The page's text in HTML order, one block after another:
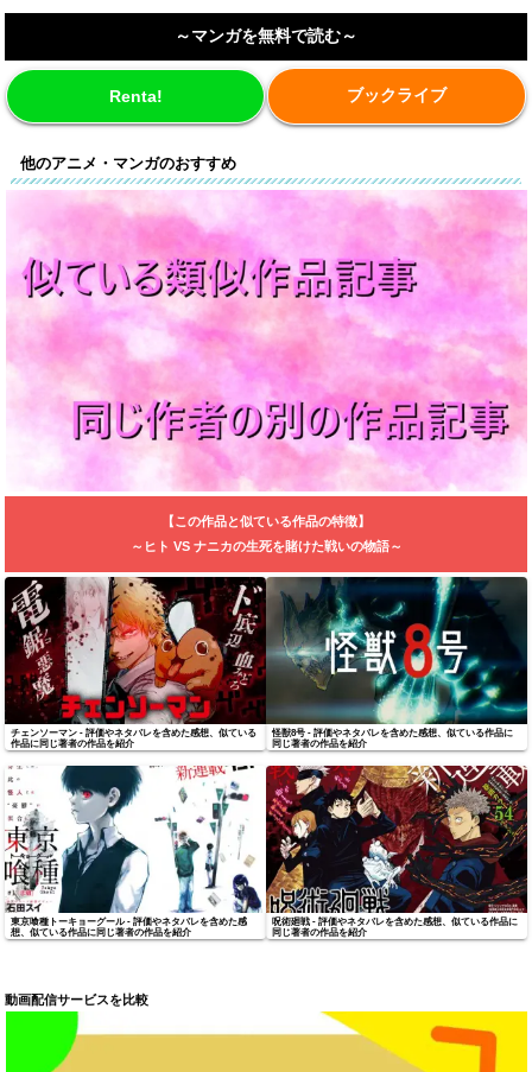
～マンガを無料で読む～
Renta! ブックライブ
他のアニメ・マンガのおすすめ
【この作品と似ている作品の特徴】
～ヒト VS ナニカの生死を賭けた戦いの物語～
チェンソーマン - 評価やネタバレを含めた感想、似ている
作品に同じ著者の作品を紹介
怪獣8号 - 評価やネタバレを含めた感想、似ている作品に
同じ著者の作品を紹介
東京喰種トーキョーグール - 評価やネタバレを含めた感
想、似ている作品に同じ著者の作品を紹介
呪術廻戦 - 評価やネタバレを含めた感想、似ている作品に
同じ著者の作品を紹介
動画配信サービスを比較